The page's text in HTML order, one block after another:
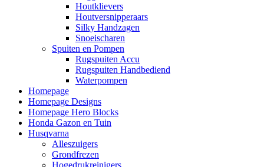
Houtklievers
Houtversnipperaars
Silky Handzagen
Snoeischaren
Spuiten en Pompen
Rugspuiten Accu
Rugspuiten Handbediend
Waterpompen
Homepage
Homepage Designs
Homepage Hero Blocks
Honda Gazon en Tuin
Husqvarna
Alleszuigers
Grondfrezen
Hogedrukreinigers